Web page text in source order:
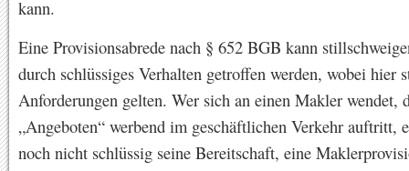
kann.
Eine Provisionsabrede nach § 652 BGB kann
durch schlüssiges Verhalten getroffen werden, wobei hier
Anforderungen gelten. Wer sich an einen Makler wendet,
„Angeboten“ werbend im geschäftlichen Verkehr auftritt,
noch nicht schlüssig seine Bereitschaft, eine